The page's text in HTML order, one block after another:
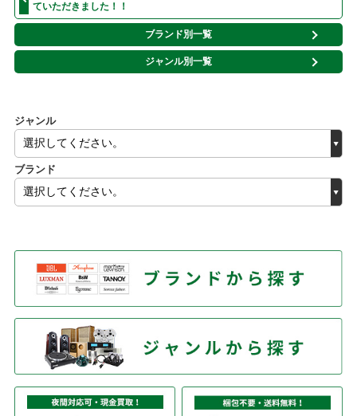
ジャンル
ブランド
ていただきました！！
ブランド別一覧
ジャンル別一覧